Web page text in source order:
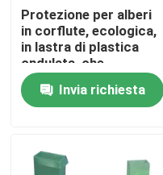
Contattaci
Notizie
Casi
Protezione per alberi
in corflute, ecologica,
in lastra di plastica
ondulata, che
protegge i giovani
alberi da roditori e
spruzzi chimici
Invia richiesta